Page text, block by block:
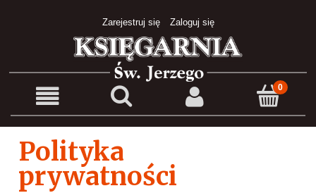
Zarejestruj się Zaloguj się
Polityka
prywatności